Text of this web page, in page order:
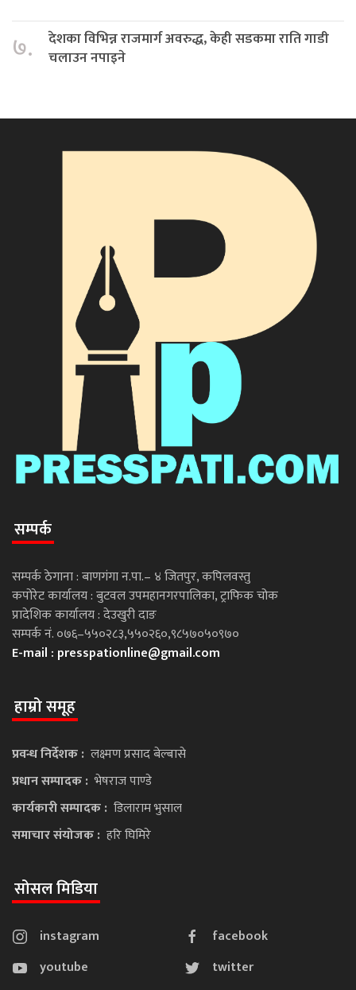
७.
देशका विभिन्न राजमार्ग अवरुद्ध, केही सडकमा राति गाडी
चलाउन नपाइने
सम्पर्क
सम्पर्क ठेगाना : बाणगंगा न.पा.– ४ जितपुर, कपिलवस्तु
कपोरेट कार्यालय : बुटवल उपमहानगरपालिका, ट्राफिक चोक
प्रादेशिक कार्यालय : देउखुरी दाङ
सम्पर्क नं. ०७६–५५०२८३,५५०२६०,९८५७०५०९७०
E-mail : presspationline@gmail.com
हाम्रो समूह
प्रवन्ध निर्देशक : लक्ष्मण प्रसाद बेल्बासे
प्रधान सम्पादक : भेषराज पाण्डे
कार्यकारी सम्पादक : डिलाराम भुसाल
समाचार संयोजक : हरि घिमिरे
सोसल मिडिया
instagram
facebook
youtube
twitter